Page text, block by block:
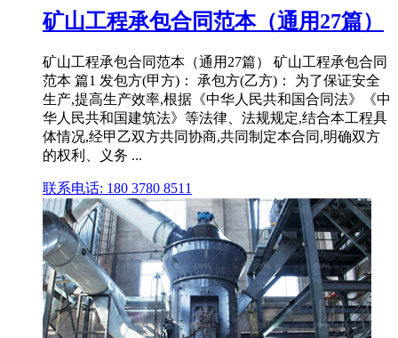
矿山工程承包合同范本（通用27篇）
矿山工程承包合同范本（通用27篇） 矿山工程承包合同
范本 篇1 发包方(甲方)： 承包方(乙方)： 为了保证安全
生产,提高生产效率,根据《中华人民共和国合同法》《中
华人民共和国建筑法》等法律、法规规定,结合本工程具
体情况,经甲乙双方共同协商,共同制定本合同,明确双方
的权利、义务 ...
联系电话: 180 3780 8511